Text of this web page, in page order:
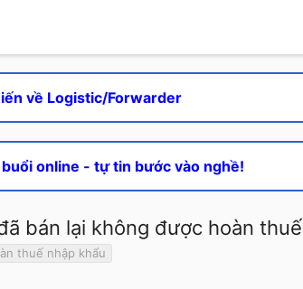
về Logistic/Forwarder
buổi online - tự tin bước vào nghề!
bán lại không được hoàn thuế
thuế nhập khẩu